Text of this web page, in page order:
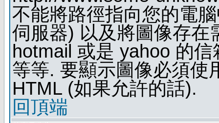
不能將路徑指向您的電
伺服器) 以及將圖像存在
hotmail 或是 yahoo 的
等等. 要顯示圖像必須使
HTML (如果允許的話).
回頂端